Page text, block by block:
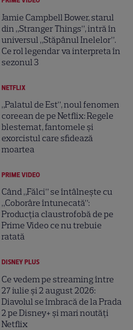
Jamie Campbell Bower, starul
din „Stranger Things”, intră în
universul „Stăpânul Inelelor”.
Ce rol legendar va interpreta în
sezonul 3
NETFLIX
„Palatul de Est”, noul fenomen
coreean de pe Netflix: Regele
blestemat, fantomele și
exorcistul care sfidează
moartea
PRIME VIDEO
Când „Fălci” se întâlnește cu
„Coborâre întunecată”:
Producția claustrofobă de pe
Prime Video ce nu trebuie
ratată
DISNEY PLUS
Ce vedem pe streaming între
27 iulie și 2 august 2026:
Diavolul se îmbracă de la Prada
2 pe Disney+ și mari noutăți
Netflix